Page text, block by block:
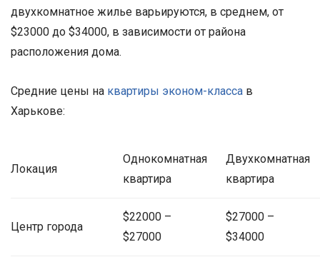
двухкомнатное жилье варьируются, в среднем, от
$23000 до $34000, в зависимости от района
расположения дома.
Средние цены на квартиры эконом-класса в
Харькове:
Локация
Однокомнатная
квартира
Двухкомнатная
квартира
Центр города
$22000 –
$27000
$27000 –
$34000